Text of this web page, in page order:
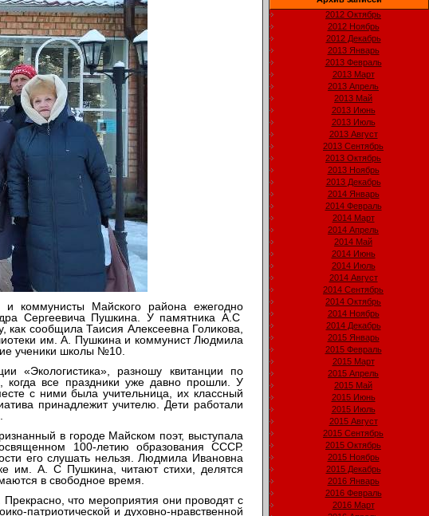
коммунисты Майского района ежегодно
Сергеевича Пушкина. У памятника А.С
сообщила Таисия Алексеевна Голикова,
им. А. Пушкина и коммунист Людмила
ученики школы №10.
«Экологистика», разношу квитанции по
все праздники уже давно прошли. У
с ними была учительница, их классный
принадлежит учителю. Дети работали
в городе Майском поэт, выступала
100-летию образования СССР.
его слушать нельзя. Людмила Ивановна
им. А. С Пушкина, читают стихи, делятся
в свободное время.
что мероприятия они проводят с
патриотической и духовно-нравственной
2012 Октябрь
2012 Ноябрь
2012 Декабрь
2013 Январь
2013 Февраль
2013 Март
2013 Апрель
2013 Май
2013 Июнь
2013 Июль
2013 Август
2013 Сентябрь
2013 Октябрь
2013 Ноябрь
2013 Декабрь
2014 Январь
2014 Февраль
2014 Март
2014 Апрель
2014 Май
2014 Июнь
2014 Июль
2014 Август
2014 Сентябрь
2014 Октябрь
2014 Ноябрь
2014 Декабрь
2015 Январь
2015 Февраль
2015 Март
2015 Апрель
2015 Май
2015 Июнь
2015 Июль
2015 Август
2015 Сентябрь
2015 Октябрь
2015 Ноябрь
2015 Декабрь
2016 Январь
2016 Февраль
2016 Март